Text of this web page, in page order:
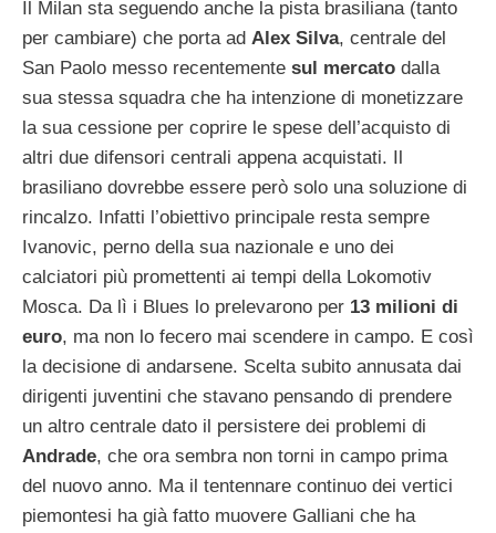
Il Milan sta seguendo anche la pista brasiliana (tanto
per cambiare) che porta ad Alex Silva, centrale del
San Paolo messo recentemente sul mercato dalla
sua stessa squadra che ha intenzione di monetizzare
la sua cessione per coprire le spese dell’acquisto di
altri due difensori centrali appena acquistati. Il
brasiliano dovrebbe essere però solo una soluzione di
rincalzo. Infatti l’obiettivo principale resta sempre
Ivanovic, perno della sua nazionale e uno dei
calciatori più promettenti ai tempi della Lokomotiv
Mosca. Da lì i Blues lo prelevarono per 13 milioni di
euro, ma non lo fecero mai scendere in campo. E così
la decisione di andarsene. Scelta subito annusata dai
dirigenti juventini che stavano pensando di prendere
un altro centrale dato il persistere dei problemi di
Andrade, che ora sembra non torni in campo prima
del nuovo anno. Ma il tentennare continuo dei vertici
piemontesi ha già fatto muovere Galliani che ha